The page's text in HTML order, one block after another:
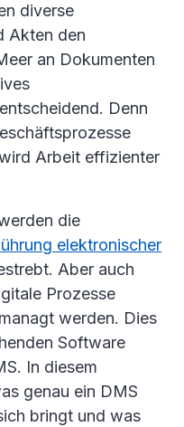
diverse
Akten den
an Dokumenten
Denn
Arbeit effizienter
die
elektronischer
Aber auch
Prozesse
werden. Dies
Software
In diesem
genau ein DMS
bringt und was